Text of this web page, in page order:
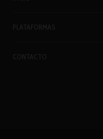
PLATAFORMAS
CONTACTO